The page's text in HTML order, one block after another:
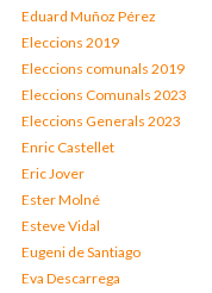
Eduard Muñoz Pérez
Eleccions 2019
Eleccions comunals 2019
Eleccions Comunals 2023
Eleccions Generals 2023
Enric Castellet
Eric Jover
Ester Molné
Esteve Vidal
Eugeni de Santiago
Eva Descarrega